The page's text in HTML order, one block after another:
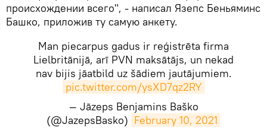
происхождении всего", - написал Язепс Беньяминс
Башко, приложив ту самую анкету.
Man piecarpus gadus ir reģistrēta firma
Lielbritānijā, arī PVN maksātājs, un nekad
nav bijis jāatbild uz šādiem jautājumiem.
pic.twitter.com/ysXD7qz2RY
— Jāzeps Benjamins Baško
(@JazepsBasko) February 10, 2021